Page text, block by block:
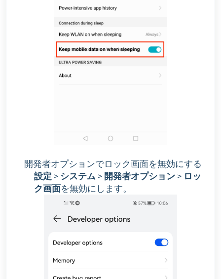
開発者オプションでロック画面を無効にする
設定 > システム > 開発者オプション > ロッ
ク画面を無効にします。